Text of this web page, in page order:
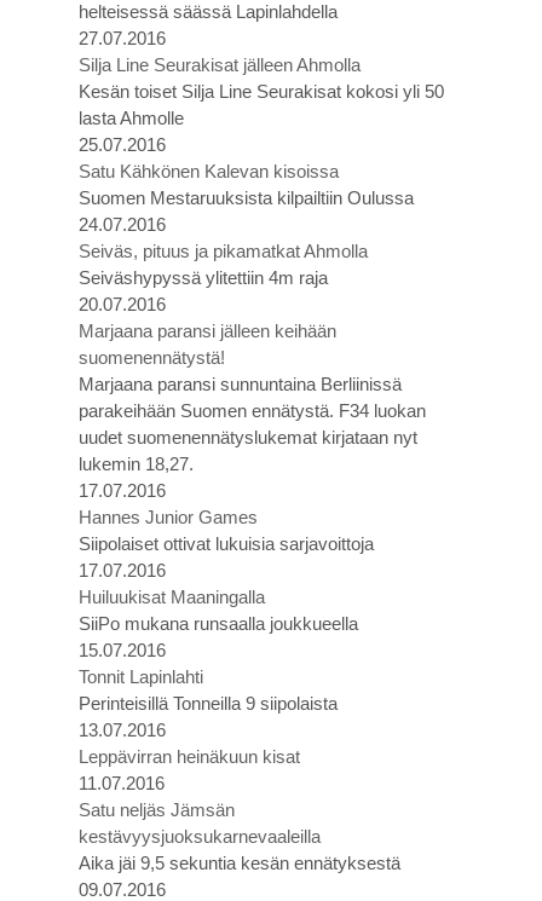
helteisessä säässä Lapinlahdella
27.07.2016
Silja Line Seurakisat jälleen Ahmolla
Kesän toiset Silja Line Seurakisat kokosi yli 50
lasta Ahmolle
25.07.2016
Satu Kähkönen Kalevan kisoissa
Suomen Mestaruuksista kilpailtiin Oulussa
24.07.2016
Seiväs, pituus ja pikamatkat Ahmolla
Seiväshypyssä ylitettiin 4m raja
20.07.2016
Marjaana paransi jälleen keihään
suomenennätystä!
Marjaana paransi sunnuntaina Berliinissä
parakeihään Suomen ennätystä. F34 luokan
uudet suomenennätyslukemat kirjataan nyt
lukemin 18,27.
17.07.2016
Hannes Junior Games
Siipolaiset ottivat lukuisia sarjavoittoja
17.07.2016
Huiluukisat Maaningalla
SiiPo mukana runsaalla joukkueella
15.07.2016
Tonnit Lapinlahti
Perinteisillä Tonneilla 9 siipolaista
13.07.2016
Leppävirran heinäkuun kisat
11.07.2016
Satu neljäs Jämsän
kestävyysjuoksukarnevaaleilla
Aika jäi 9,5 sekuntia kesän ennätyksestä
09.07.2016